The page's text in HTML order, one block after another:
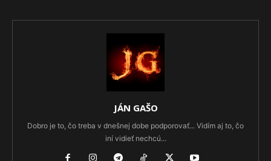
JÁN GAŠO
Dobro je to, čo treba v dnešnej dobe podporovať... Vidím aj to, čo
iní vidieť nechcú...